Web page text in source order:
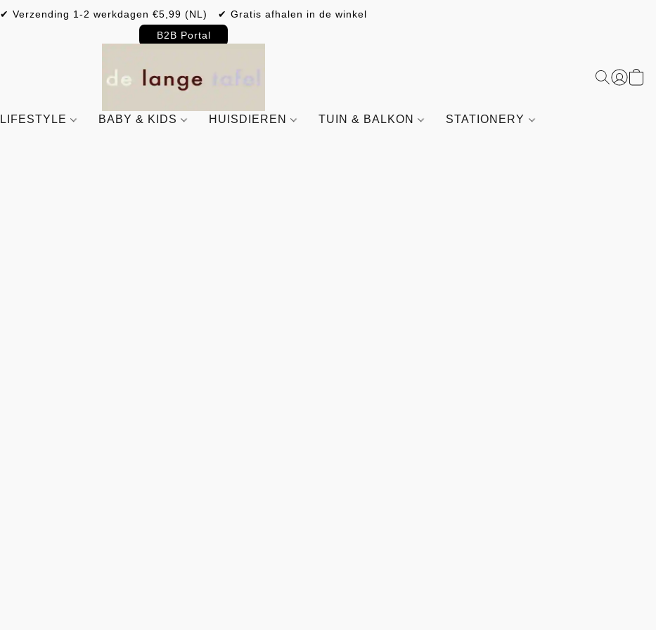
✔ Verzending 1-2 werkdagen €5,99 (NL) ✔ Gratis afhalen in de winkel
B2B Portal
LIFESTYLE BABY & KIDS HUISDIEREN TUIN & BALKON STATIONERY